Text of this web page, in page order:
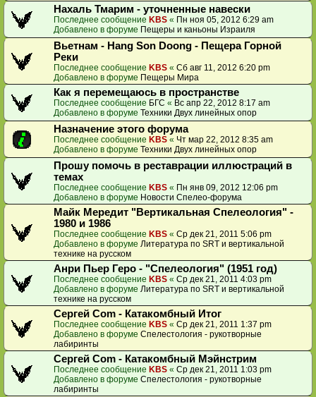
Нахаль Тмарим - уточненные навески
Последнее сообщение KBS « Пн ноя 05, 2012 6:29 am
Добавлено в форуме Пещеры и каньоны Израиля
Вьетнам - Hang Son Doong - Пещера Горной
Реки
Последнее сообщение KBS « Сб авг 11, 2012 6:20 pm
Добавлено в форуме Пещеры Мира
Как я перемещаюсь в пространстве
Последнее сообщение БГС « Вс апр 22, 2012 8:17 am
Добавлено в форуме Техники Двух линейных опор
Назначение этого форума
Последнее сообщение KBS « Чт мар 22, 2012 8:35 am
Добавлено в форуме Техники Двух линейных опор
Прошу помочь в реставрации иллюстраций в
темах
Последнее сообщение KBS « Пн янв 09, 2012 12:06 pm
Добавлено в форуме Новости Спелео-форума
Майк Мередит "Вертикальная Спелеология" -
1980 и 1986
Последнее сообщение KBS « Ср дек 21, 2011 5:06 pm
Добавлено в форуме Литература по SRT и вертикальной
технике на русском
Анри Пьер Геро - "Спелеология" (1951 год)
Последнее сообщение KBS « Ср дек 21, 2011 4:03 pm
Добавлено в форуме Литература по SRT и вертикальной
технике на русском
Сергей Com - Катакомбный Итог
Последнее сообщение KBS « Ср дек 21, 2011 1:37 pm
Добавлено в форуме Спелестология - рукотворные
лабиринты
Сергей Com - Катакомбный Мэйнстрим
Последнее сообщение KBS « Ср дек 21, 2011 1:03 pm
Добавлено в форуме Спелестология - рукотворные
лабиринты